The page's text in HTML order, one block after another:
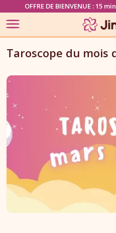
OFFRE DE BIENVENUE : 15
Taroscope du mois